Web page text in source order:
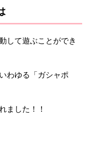
して遊ぶことができ
わゆる「ガシャポ
ました！！